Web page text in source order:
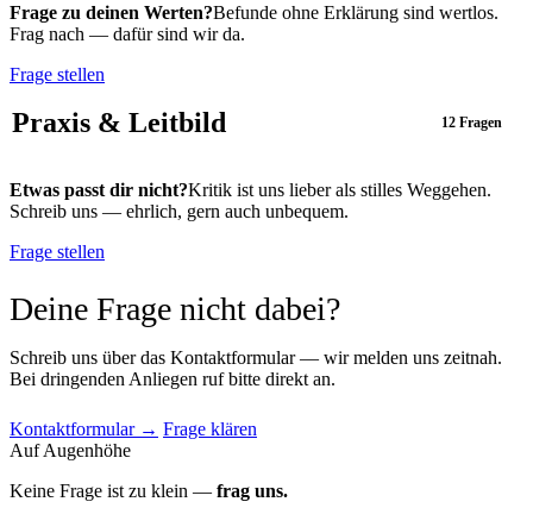
Frage zu deinen Werten?Befunde ohne Erklärung sind wertlos.
Frag nach — dafür sind wir da.
Frage stellen
Praxis & Leitbild 12 Fragen
Etwas passt dir nicht?Kritik ist uns lieber als stilles Weggehen.
Schreib uns — ehrlich, gern auch unbequem.
Frage stellen
Deine Frage nicht dabei?
Schreib uns über das Kontaktformular — wir melden uns zeitnah.
Bei dringenden Anliegen ruf bitte direkt an.
Kontaktformular → Frage klären
Auf Augenhöhe
Keine Frage ist zu klein — frag uns.